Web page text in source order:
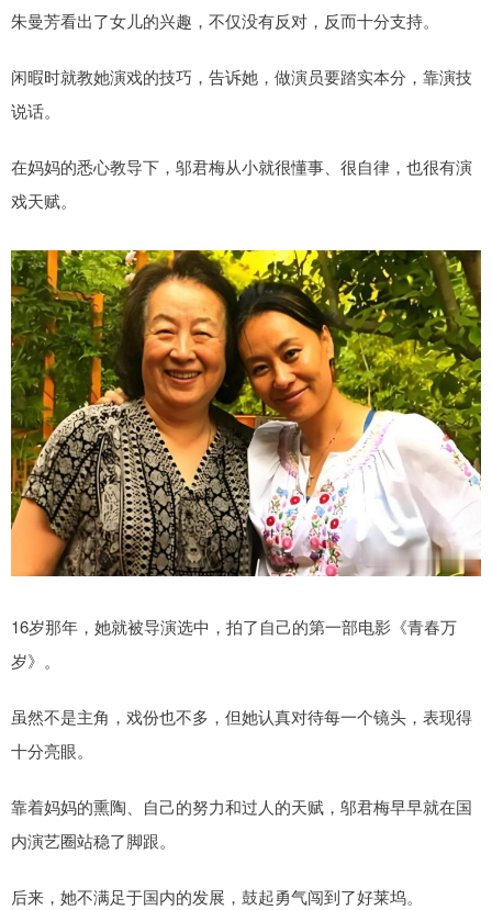
朱曼芳看出了女儿的兴趣，不仅没有反对，反而十分支持。
闲暇时就教她演戏的技巧，告诉她，做演员要踏实本分，靠演技
说话。
在妈妈的悉心教导下，邬君梅从小就很懂事、很自律，也很有演
戏天赋。
16岁那年，她就被导演选中，拍了自己的第一部电影《青春万
岁》。
虽然不是主角，戏份也不多，但她认真对待每一个镜头，表现得
十分亮眼。
靠着妈妈的熏陶、自己的努力和过人的天赋，邬君梅早早就在国
内演艺圈站稳了脚跟。
后来，她不满足于国内的发展，鼓起勇气闯到了好莱坞。